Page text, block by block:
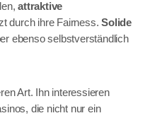
attraktive
durch ihre Fairness.Solide
ebenso selbstverständlich
Art. Ihn interessieren
die nicht nur ein